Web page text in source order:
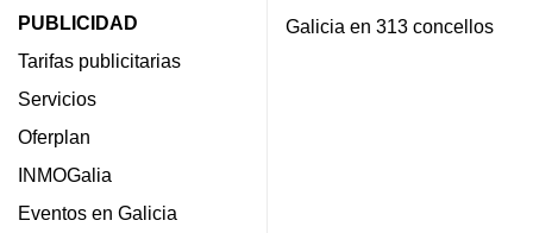
PUBLICIDAD
Tarifas publicitarias
Servicios
Oferplan
INMOGalia
Eventos en Galicia
Galicia en 313 concellos